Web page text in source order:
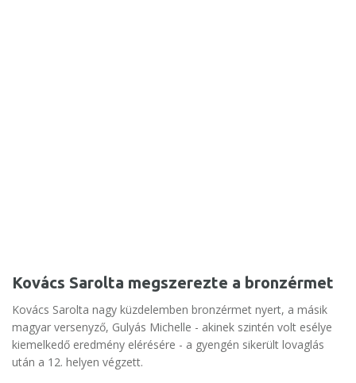
Kovács Sarolta megszerezte a bronzérmet
Kovács Sarolta nagy küzdelemben bronzérmet nyert, a másik
magyar versenyző, Gulyás Michelle - akinek szintén volt esélye
kiemelkedő eredmény elérésére - a gyengén sikerült lovaglás
után a 12. helyen végzett.